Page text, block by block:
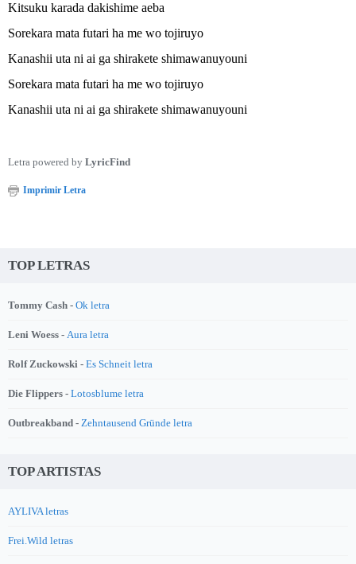
Kitsuku karada dakishime aeba
Sorekara mata futari ha me wo tojiruyo
Kanashii uta ni ai ga shirakete shimawanuyouni
Sorekara mata futari ha me wo tojiruyo
Kanashii uta ni ai ga shirakete shimawanuyouni
Letra powered by LyricFind
Imprimir Letra
TOP LETRAS
Tommy Cash - Ok letra
Leni Woess - Aura letra
Rolf Zuckowski - Es Schneit letra
Die Flippers - Lotosblume letra
Outbreakband - Zehntausend Gründe letra
TOP ARTISTAS
AYLIVA letras
Frei.Wild letras